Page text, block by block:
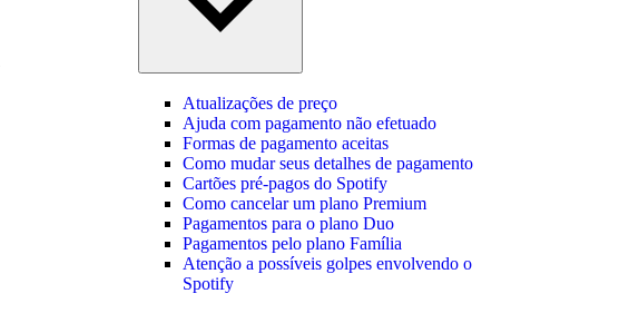
Atualizações de preço
Ajuda com pagamento não efetuado
Formas de pagamento aceitas
Como mudar seus detalhes de pagamento
Cartões pré-pagos do Spotify
Como cancelar um plano Premium
Pagamentos para o plano Duo
Pagamentos pelo plano Família
Atenção a possíveis golpes envolvendo o
Spotify